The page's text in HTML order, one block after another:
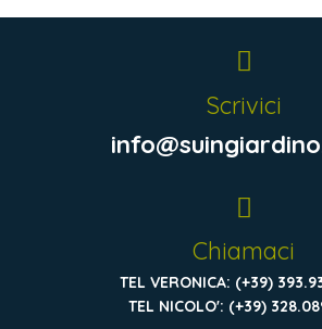
Scrivici
Chiamaci
TEL VERONICA: (+39)
TEL NICOLO': (+39)